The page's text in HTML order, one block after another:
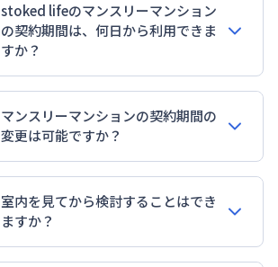
stoked lifeのマンスリーマンション
の契約期間は、何日から利用できま
すか？
マンスリーマンションの契約期間の
変更は可能ですか？
室内を見てから検討することはでき
ますか？